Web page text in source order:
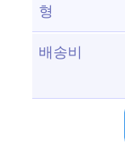
형
배송비